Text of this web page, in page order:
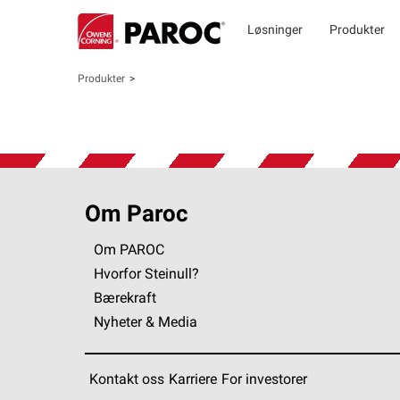
Løsninger Produkter
Produkter
Om Paroc
Om PAROC
Hvorfor Steinull?
Bærekraft
Nyheter & Media
Kontakt oss Karriere For investorer